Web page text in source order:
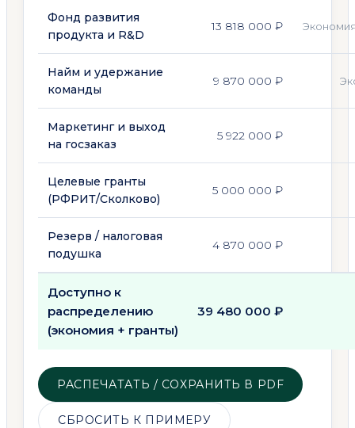
Фонд развития
продукта и R&D
13 818 000 ₽
Найм и удержание
команды
9 870 000 ₽
Маркетинг и выход
на госзаказ
5 922 000 ₽
Целевые гранты
(РФРИТ/Сколково)
5 000 000 ₽
Резерв / налоговая
подушка
4 870 000 ₽
Доступно к
распределению
(экономия + гранты)
39 480 000 ₽
РАСПЕЧАТАТЬ / СОХРАНИТЬ В PDF
СБРОСИТЬ К ПРИМЕРУ